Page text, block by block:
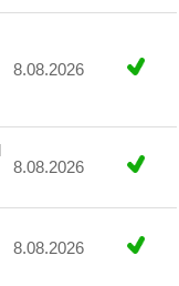
8.08.2026
8.08.2026
8.08.2026